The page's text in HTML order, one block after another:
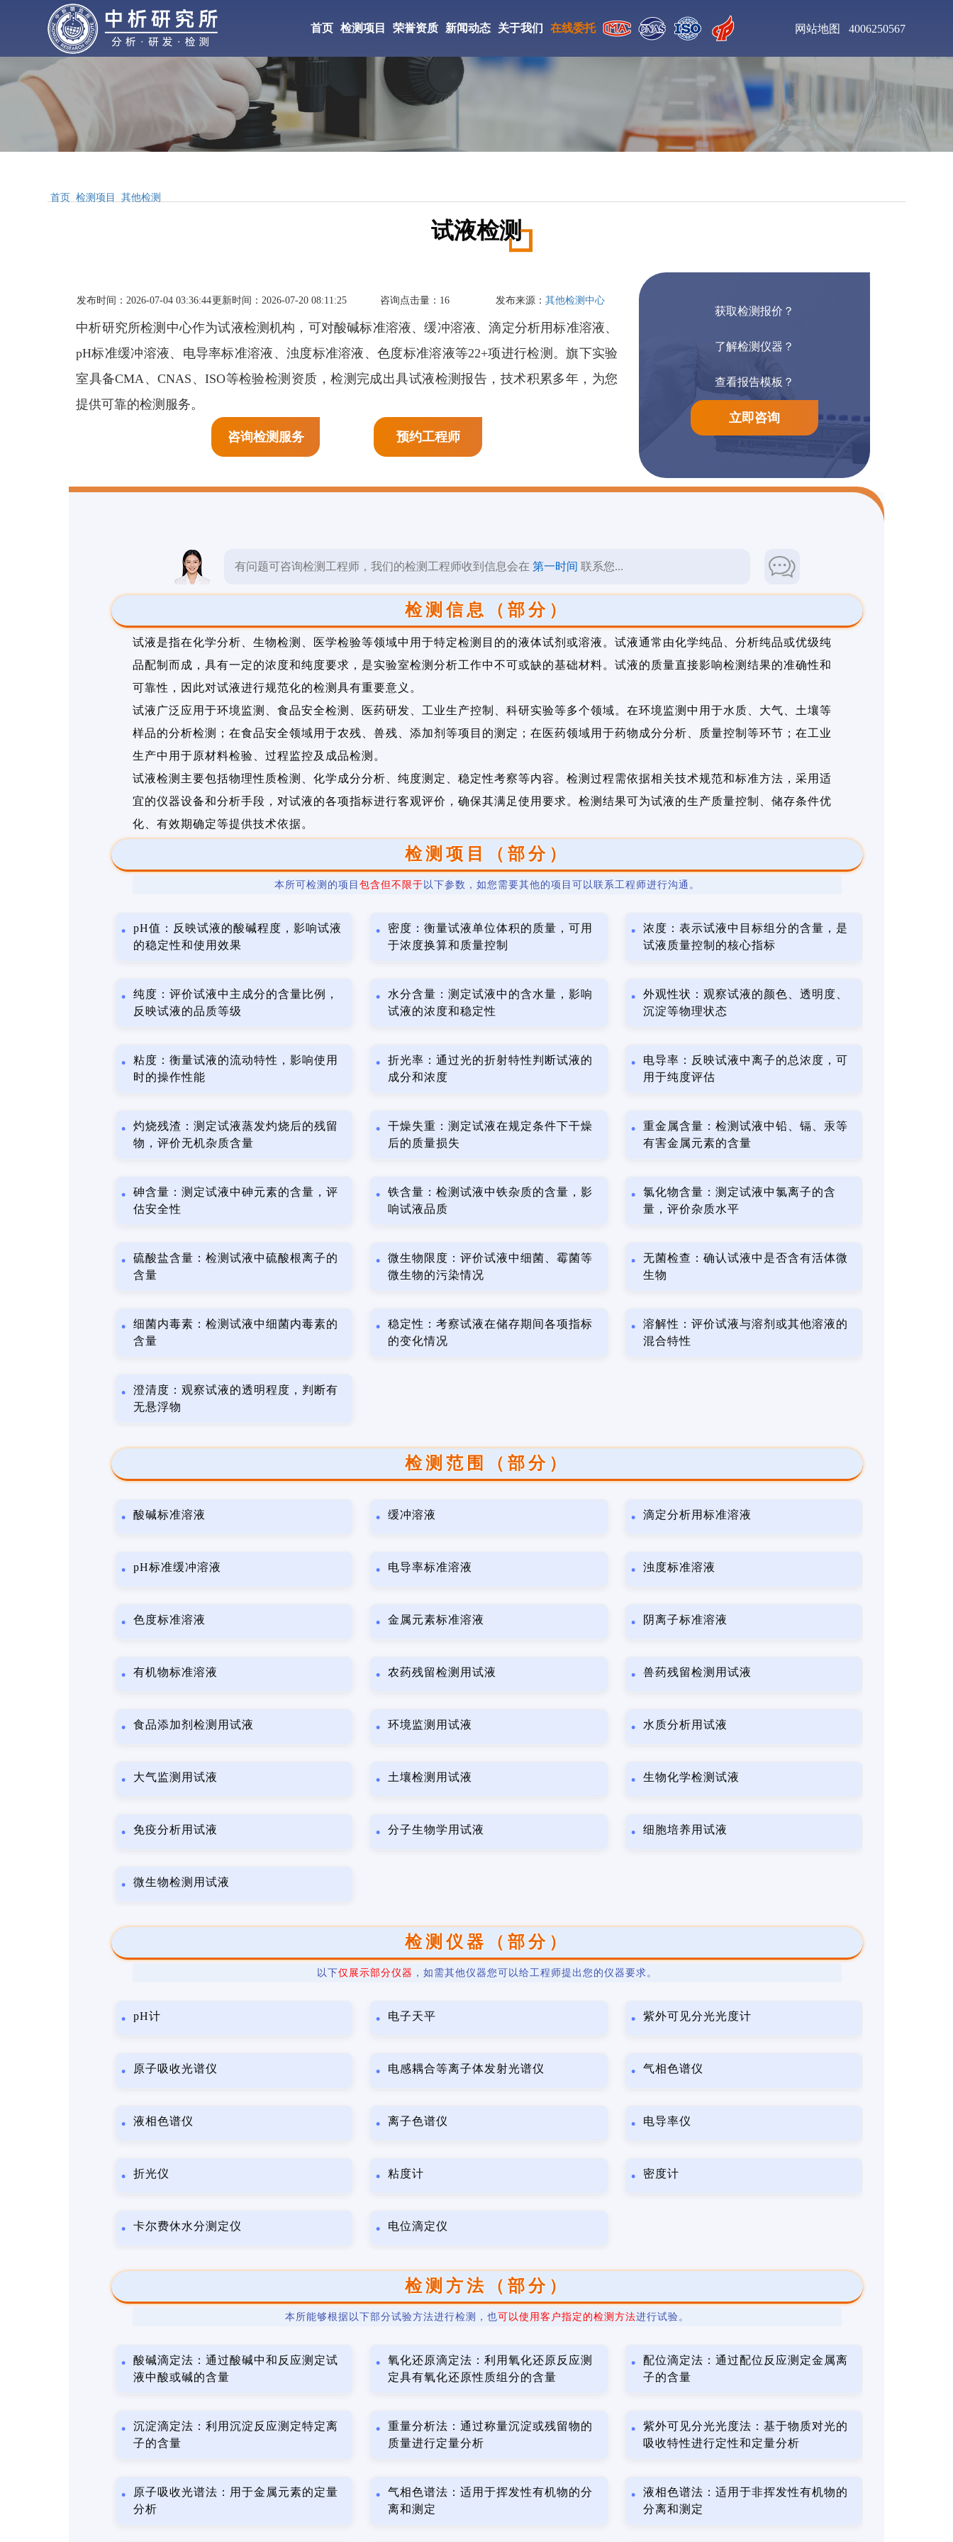
首页 检测项目
材料检测
气体检测
性能检测
生物检测
检测标准
皮革化学品检测 食用色素检测 预膜剂检测 页岩抑制剂检测
阳离子表面活性剂检
阳离子染料检测 防腐漆检测 防火漆检测 间苯二酚检测 间接法氧化锌检测
锡矿石检测
重质氧化镁检测
酸性染料检测 酞菁绿检测 邻苯二酚检测 邻苯二甲酸酐检测
荣誉资质
CMA检验检测机构
CNAS证书
国家高新技术企业
新闻动态
检测仪器
检测案例
关于我们
实验室环境
在线委托 网站地图 4006250567
首页 检测项目 其他检测
试液检测
发布时间：2026-07-04 03:36:44更新时间：2026-07-20 08:11:25 咨询点击量： 16 发布来源： 其他检测中心
中析研究所检测中心作为试液检测机构，可对酸碱标准溶液、缓冲溶液、滴定分析用标准溶液、
pH标准缓冲溶液、电导率标准溶液、浊度标准溶液、色度标准溶液等22+项进行检测。旗下实验
室具备CMA、CNAS、ISO等检验检测资质，检测完成出具试液检测报告，技术积累多年，为您
提供可靠的检测服务。
咨询检测服务 预约工程师
获取检测报价？
了解检测仪器？
查看报告模板？
立即咨询
有问题可咨询检测工程师，我们的检测工程师收到信息会在第一时间 联系您...
检测信息（部分）
试液是指在化学分析、生物检测、医学检验等领域中用于特定检测目的的液体试剂或溶液。试液通常由化学纯品、分析纯品或优级纯
品配制而成，具有一定的浓度和纯度要求，是实验室检测分析工作中不可或缺的基础材料。试液的质量直接影响检测结果的准确性和
可靠性，因此对试液进行规范化的检测具有重要意义。
试液广泛应用于环境监测、食品安全检测、医药研发、工业生产控制、科研实验等多个领域。在环境监测中用于水质、大气、土壤等
样品的分析检测；在食品安全领域用于农残、兽残、添加剂等项目的测定；在医药领域用于药物成分分析、质量控制等环节；在工业
生产中用于原材料检验、过程监控及成品检测。
试液检测主要包括物理性质检测、化学成分分析、纯度测定、稳定性考察等内容。检测过程需依据相关技术规范和标准方法，采用适
宜的仪器设备和分析手段，对试液的各项指标进行客观评价，确保其满足使用要求。检测结果可为试液的生产质量控制、储存条件优
化、有效期确定等提供技术依据。
检测项目（部分）
本所可检测的项目 包含但不限于 以下参数，如您需要其他的项目可以联系工程师进行沟通。
pH值：反映试液的酸碱程度，影响试液
的稳定性和使用效果
密度：衡量试液单位体积的质量，可用
于浓度换算和质量控制
浓度：表示试液中目标组分的含量，是
试液质量控制的核心指标
纯度：评价试液中主成分的含量比例，
反映试液的品质等级
水分含量：测定试液中的含水量，影响
试液的浓度和稳定性
外观性状：观察试液的颜色、透明度、
沉淀等物理状态
粘度：衡量试液的流动特性，影响使用
时的操作性能
折光率：通过光的折射特性判断试液的
成分和浓度
电导率：反映试液中离子的总浓度，可
用于纯度评估
灼烧残渣：测定试液蒸发灼烧后的残留
物，评价无机杂质含量
干燥失重：测定试液在规定条件下干燥
后的质量损失
重金属含量：检测试液中铅、镉、汞等
有害金属元素的含量
砷含量：测定试液中砷元素的含量，评
估安全性
铁含量：检测试液中铁杂质的含量，影
响试液品质
氯化物含量：测定试液中氯离子的含
量，评价杂质水平
硫酸盐含量：检测试液中硫酸根离子的
含量
微生物限度：评价试液中细菌、霉菌等
微生物的污染情况
无菌检查：确认试液中是否含有活体微
生物
细菌内毒素：检测试液中细菌内毒素的
含量
稳定性：考察试液在储存期间各项指标
的变化情况
溶解性：评价试液与溶剂或其他溶液的
混合特性
澄清度：观察试液的透明程度，判断有
无悬浮物
检测范围（部分）
酸碱标准溶液 缓冲溶液 滴定分析用标准溶液
pH标准缓冲溶液 电导率标准溶液 浊度标准溶液
色度标准溶液 金属元素标准溶液 阴离子标准溶液
有机物标准溶液 农药残留检测用试液 兽药残留检测用试液
食品添加剂检测用试液 环境监测用试液 水质分析用试液
大气监测用试液 土壤检测用试液 生物化学检测试液
免疫分析用试液 分子生物学用试液 细胞培养用试液
微生物检测用试液
检测仪器（部分）
以下仅展示部分仪器 ，如需其他仪器您可以给工程师提出您的仪器要求。
pH计 电子天平 紫外可见分光光度计
原子吸收光谱仪 电感耦合等离子体发射光谱仪 气相色谱仪
液相色谱仪 离子色谱仪 电导率仪
折光仪 粘度计 密度计
卡尔费休水分测定仪 电位滴定仪
检测方法（部分）
本所能够根据以下部分试验方法进行检测，也可以使用客户指定的检测方法进行试验。
酸碱滴定法：通过酸碱中和反应测定试
液中酸或碱的含量
氧化还原滴定法：利用氧化还原反应测
定具有氧化还原性质组分的含量
配位滴定法：通过配位反应测定金属离
子的含量
沉淀滴定法：利用沉淀反应测定特定离
子的含量
重量分析法：通过称量沉淀或残留物的
质量进行定量分析
紫外可见分光光度法：基于物质对光的
吸收特性进行定性和定量分析
原子吸收光谱法：用于金属元素的定量
分析
气相色谱法：适用于挥发性有机物的分
离和测定
液相色谱法：适用于非挥发性有机物的
分离和测定